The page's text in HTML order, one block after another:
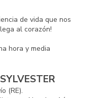
de vida que nos
al corazón!
hora y media
(RE).